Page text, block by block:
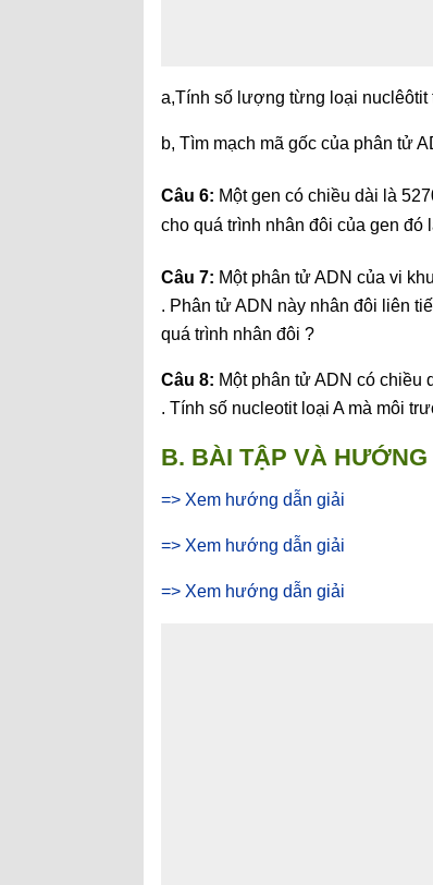
a,Tính số lượng từng loại nuclêôtit
b, Tìm mạch mã gốc của phân tử
Câu 6: Một gen có chiều dài là
cho quá trình nhân đôi của gen đó
Câu 7: Một phân tử ADN của vi
. Phân tử ADN này nhân đôi liên
quá trình nhân đôi ?
Câu 8: Một phân tử ADN có chiều
. Tính số nucleotit loại A mà môi
B. BÀI TẬP VÀ HƯỚNG
=> Xem hướng dẫn giải
=> Xem hướng dẫn giải
=> Xem hướng dẫn giải